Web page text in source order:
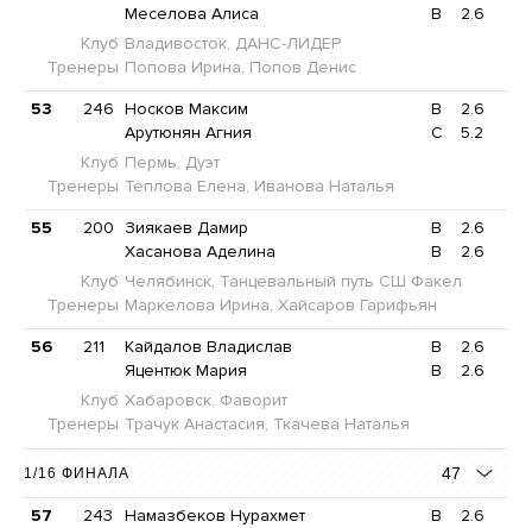
Меселова Алиса
B
2.6
Клуб Владивосток, ДАНС-ЛИДЕР
Тренеры Попова Ирина, Попов Денис
53 246 Носков Максим B
2.6
Арутюнян Агния
C
5.2
Клуб Пермь, Дуэт
Тренеры Теплова Елена, Иванова Наталья
55 200 Зиякаев Дамир B
2.6
Хасанова Аделина
B
2.6
Клуб Челябинск, Танцевальный путь СШ Факел
Тренеры Маркелова Ирина, Хайсаров Гарифьян
56 211 Кайдалов Владислав B
2.6
Яцентюк Мария
B
2.6
Клуб Хабаровск, Фаворит
Тренеры Трачук Анастасия, Ткачева Наталья
1/16 ФИНАЛА 47
57 243 Намазбеков Нурахмет B
2.6